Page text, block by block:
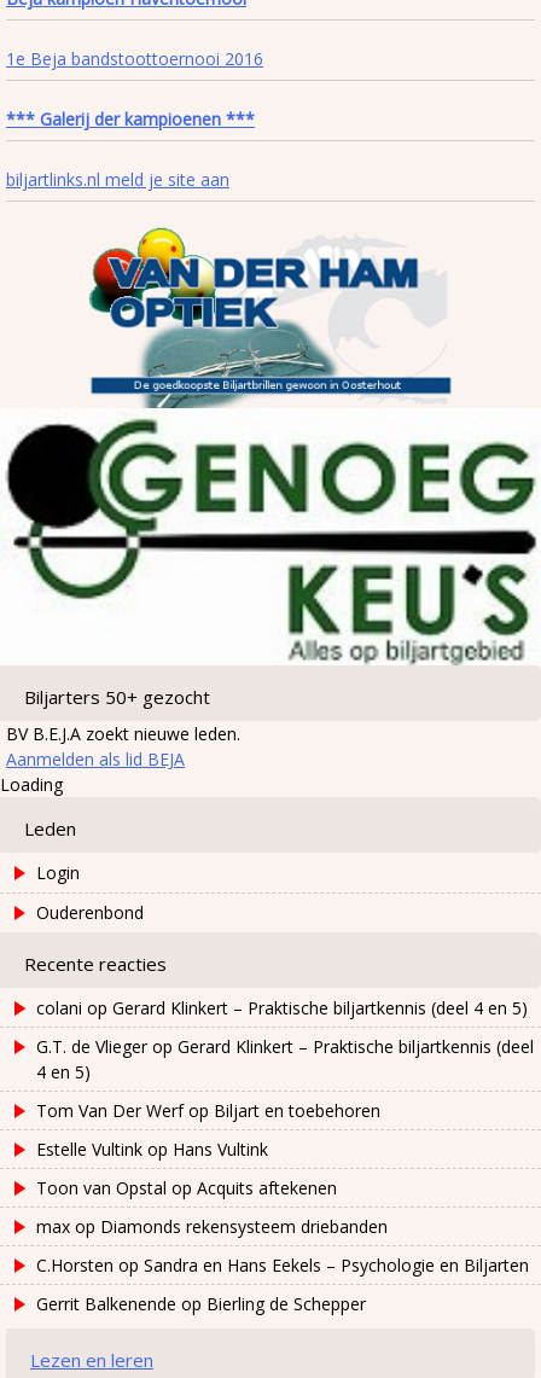
1e Beja bandstoottoernooi 2016
*** Galerij der kampioenen ***
biljartlinks.nl meld je site aan
Biljarters 50+ gezocht
BV B.E.J.A zoekt nieuwe leden.
Aanmelden als lid BEJA
Loading
Leden
Login
Ouderenbond
Recente reacties
colani op Gerard Klinkert – Praktische biljartkennis (deel 4 en 5)
G.T. de Vliegerop Gerard Klinkert – Praktische biljartkennis (deel
4 en 5)
Tom Van Der Werfop Biljart en toebehoren
Estelle Vultink op Hans Vultink
Toon van Opstal op Acquits aftekenen
max op Diamonds rekensysteem driebanden
C.Horsten op Sandra en Hans Eekels – Psychologie en Biljarten
Gerrit Balkenende op Bierling de Schepper
Lezen en leren